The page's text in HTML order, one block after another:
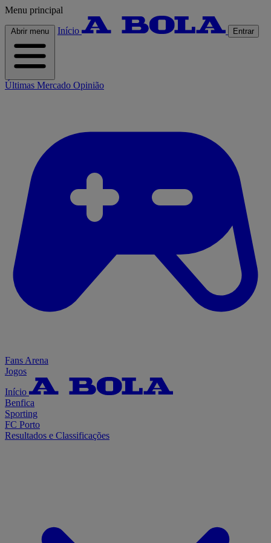
Menu principal
Abrir menu Início Entrar
Últimas Mercado Opinião
Fans Arena
Jogos
Início
Benfica
Sporting
FC Porto
Resultados e Classificações